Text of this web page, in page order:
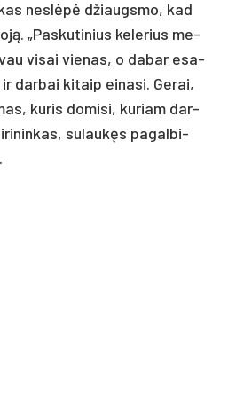
ne­slėpė džiaugs­mo, kad
„Pas­ku­ti­nius ke­le­rius me­
vi­sai vie­nas, o da­bar esa­
dar­bai ki­taip ei­na­si. Ge­rai,
ku­ris do­mi­si, ku­riam dar­
su­laukęs pa­gal­bi­